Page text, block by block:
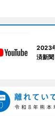
2023
済新聞